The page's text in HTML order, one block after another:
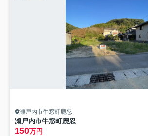
瀬戸内市牛窓町鹿忍
瀬戸内市牛窓町鹿忍
150万円